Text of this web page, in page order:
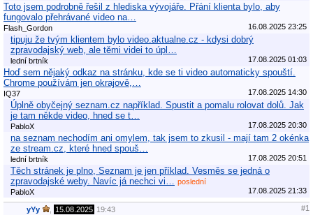
Toto jsem podrobně řešil z hlediska vývojáře. Přání klienta bylo, aby
fungovalo přehrávané video na…
Flash_Gordon 16.08.2025 23:25
tipuju že tvým klientem bylo video.aktualne.cz - kdysi dobrý
zpravodajský web, ale těmi videi to úpl…
lední brtník 17.08.2025 01:03
Hoď sem nějaký odkaz na stránku, kde se ti video automaticky spouští.
Chrome používám jen okrajově,…
IQ37 17.08.2025 14:30
Úplně obyčejný seznam.cz například. Spustit a pomalu rolovat dolů. Jak
je tam někde video, hned se t…
PabloX 17.08.2025 20:30
na seznam nechodím ani omylem, tak jsem to zkusil - mají tam 2 okénka
ze stream.cz, které hned spouš…
lední brtník 17.08.2025 20:51
Těch stránek je plno, Seznam je jen příklad. Vesměs se jedná o
zpravodajské weby. Navíc já nechci vi…
poslední
PabloX
17.08.2025 21:33
yYy 15.08.2025 19:43 #1